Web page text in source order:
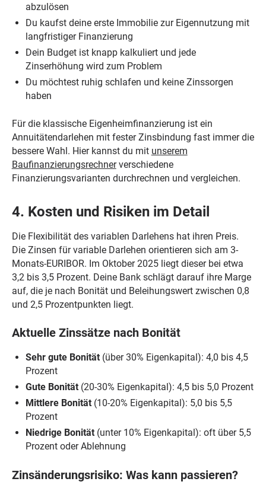
abzulösen
Du kaufst deine erste Immobilie zur Eigennutzung mit
langfristiger Finanzierung
Dein Budget ist knapp kalkuliert und jede
Zinserhöhung wird zum Problem
Du möchtest ruhig schlafen und keine Zinssorgen
haben
Für die klassische Eigenheimfinanzierung ist ein
Annuitätendarlehen mit fester Zinsbindung fast immer die
bessere Wahl. Hier kannst du mit unserem
Baufinanzierungsrechnerverschiedene
Finanzierungsvarianten durchrechnen und vergleichen.
4. Kosten und Risiken im Detail
Die Flexibilität des variablen Darlehens hat ihren Preis.
Die Zinsen für variable Darlehen orientieren sich am 3-
Monats-EURIBOR. Im Oktober 2025 liegt dieser bei etwa
3,2 bis 3,5 Prozent. Deine Bank schlägt darauf ihre Marge
auf, die je nach Bonität und Beleihungswert zwischen 0,8
und 2,5 Prozentpunkten liegt.
Aktuelle Zinssätze nach Bonität
Sehr gute Bonität (über 30% Eigenkapital): 4,0 bis 4,5
Prozent
Gute Bonität (20-30% Eigenkapital): 4,5 bis 5,0 Prozent
Mittlere Bonität (10-20% Eigenkapital): 5,0 bis 5,5
Prozent
Niedrige Bonität (unter 10% Eigenkapital): oft über 5,5
Prozent oder Ablehnung
Zinsänderungsrisiko: Was kann passieren?